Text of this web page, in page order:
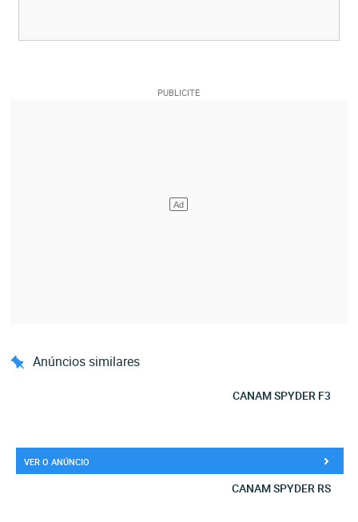
Anúncios similares
CANAM SPYDER F3
VER O ANÚNCIO
CANAM SPYDER RS